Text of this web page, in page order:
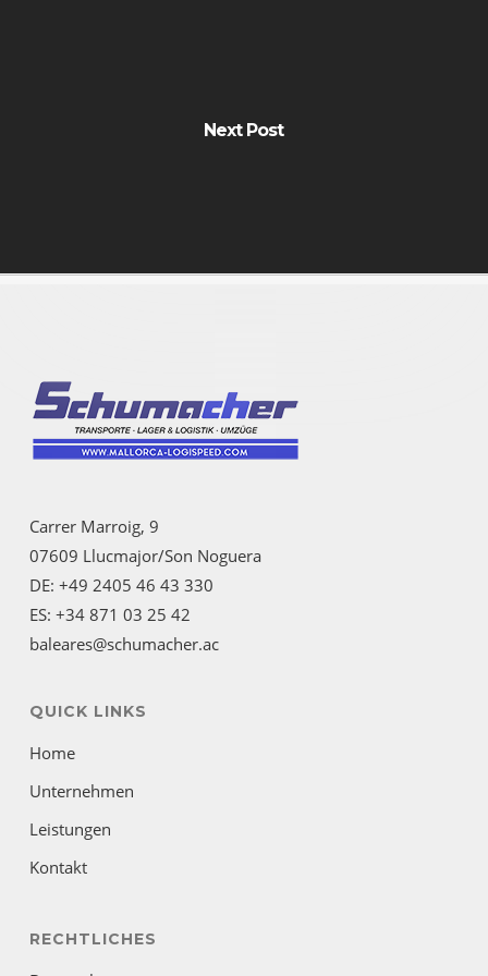
Next Post
Carrer Marroig, 9
07609 Llucmajor/Son Noguera
DE: +49 2405 46 43 330
ES: +34 871 03 25 42
baleares@schumacher.ac
QUICK LINKS
Home
Unternehmen
Leistungen
Kontakt
RECHTLICHES